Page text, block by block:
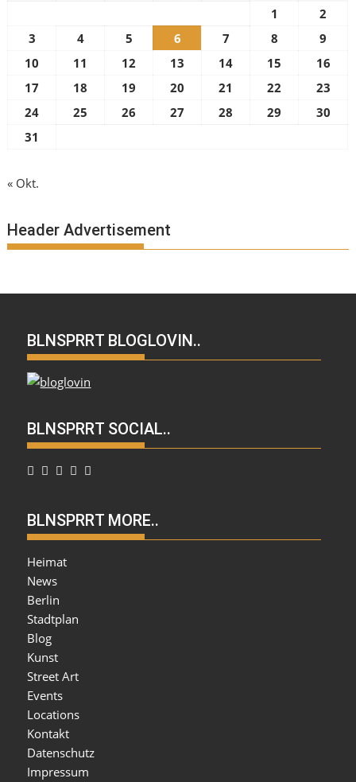
1
2
3
4 5 6 7 8
9
10
11 12 13 14 15
16
17
18 19 20 21 22
23
24
25 26 27 28 29
30
31
« Okt.
Header Advertisement
BLNSPRRT BLOGLOVIN..
BLNSPRRT SOCIAL..
BLNSPRRT MORE..
Heimat
News
Berlin
Stadtplan
Blog
Kunst
Street Art
Events
Locations
Kontakt
Datenschutz
Impressum